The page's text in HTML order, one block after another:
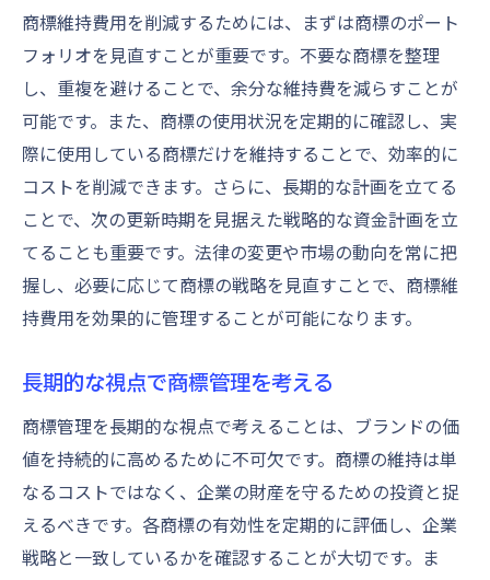
商標維持費用の管理で企業の競争力を強化
商標維持費用管理と企業財務のバランス
商標価値を高める維持費用の予算化と計画
商標維持費用の予算計画の重要性
商標価値を向上させる効果的な予算化
商標維持費用の計画と企業成長の関係
予算化を通じて商標価値を強化する方法
長期的なブランド価値を支える商標予算管
理
合
商標維持費用を見直し長期的なブランド保護を
実現
長期的なブランド保護のための費用見直し
商標維持計画を再構築するためのポイント
ブランド価値を守るための商標再評価
商標維持費用を削減するためには、まずは商標のポート
フォリオを見直すことが重要です。不要な商標を整理
し、重複を避けることで、余分な維持費を減らすことが
可能です。また、商標の使用状況を定期的に確認し、実
際に使用している商標だけを維持することで、効率的に
コストを削減できます。さらに、長期的な計画を立てる
ことで、次の更新時期を見据えた戦略的な資金計画を立
てることも重要です。法律の変更や市場の動向を常に把
握し、必要に応じて商標の戦略を見直すことで、商標維
持費用を効果的に管理することが可能になります。
長期的な視点で商標管理を考える
商標管理を長期的な視点で考えることは、ブランドの価
値を持続的に高めるために不可欠です。商標の維持は単
なるコストではなく、企業の財産を守るための投資と捉
えるべきです。各商標の有効性を定期的に評価し、企業
戦略と一致しているかを確認することが大切です。ま